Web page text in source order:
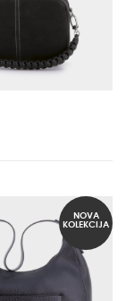
NOVA
KOLEKCIJA